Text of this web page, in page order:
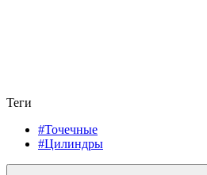
Теги
#Точечные
#Цилиндры